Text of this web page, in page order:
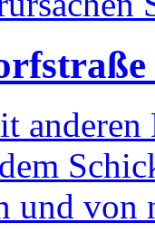
und von